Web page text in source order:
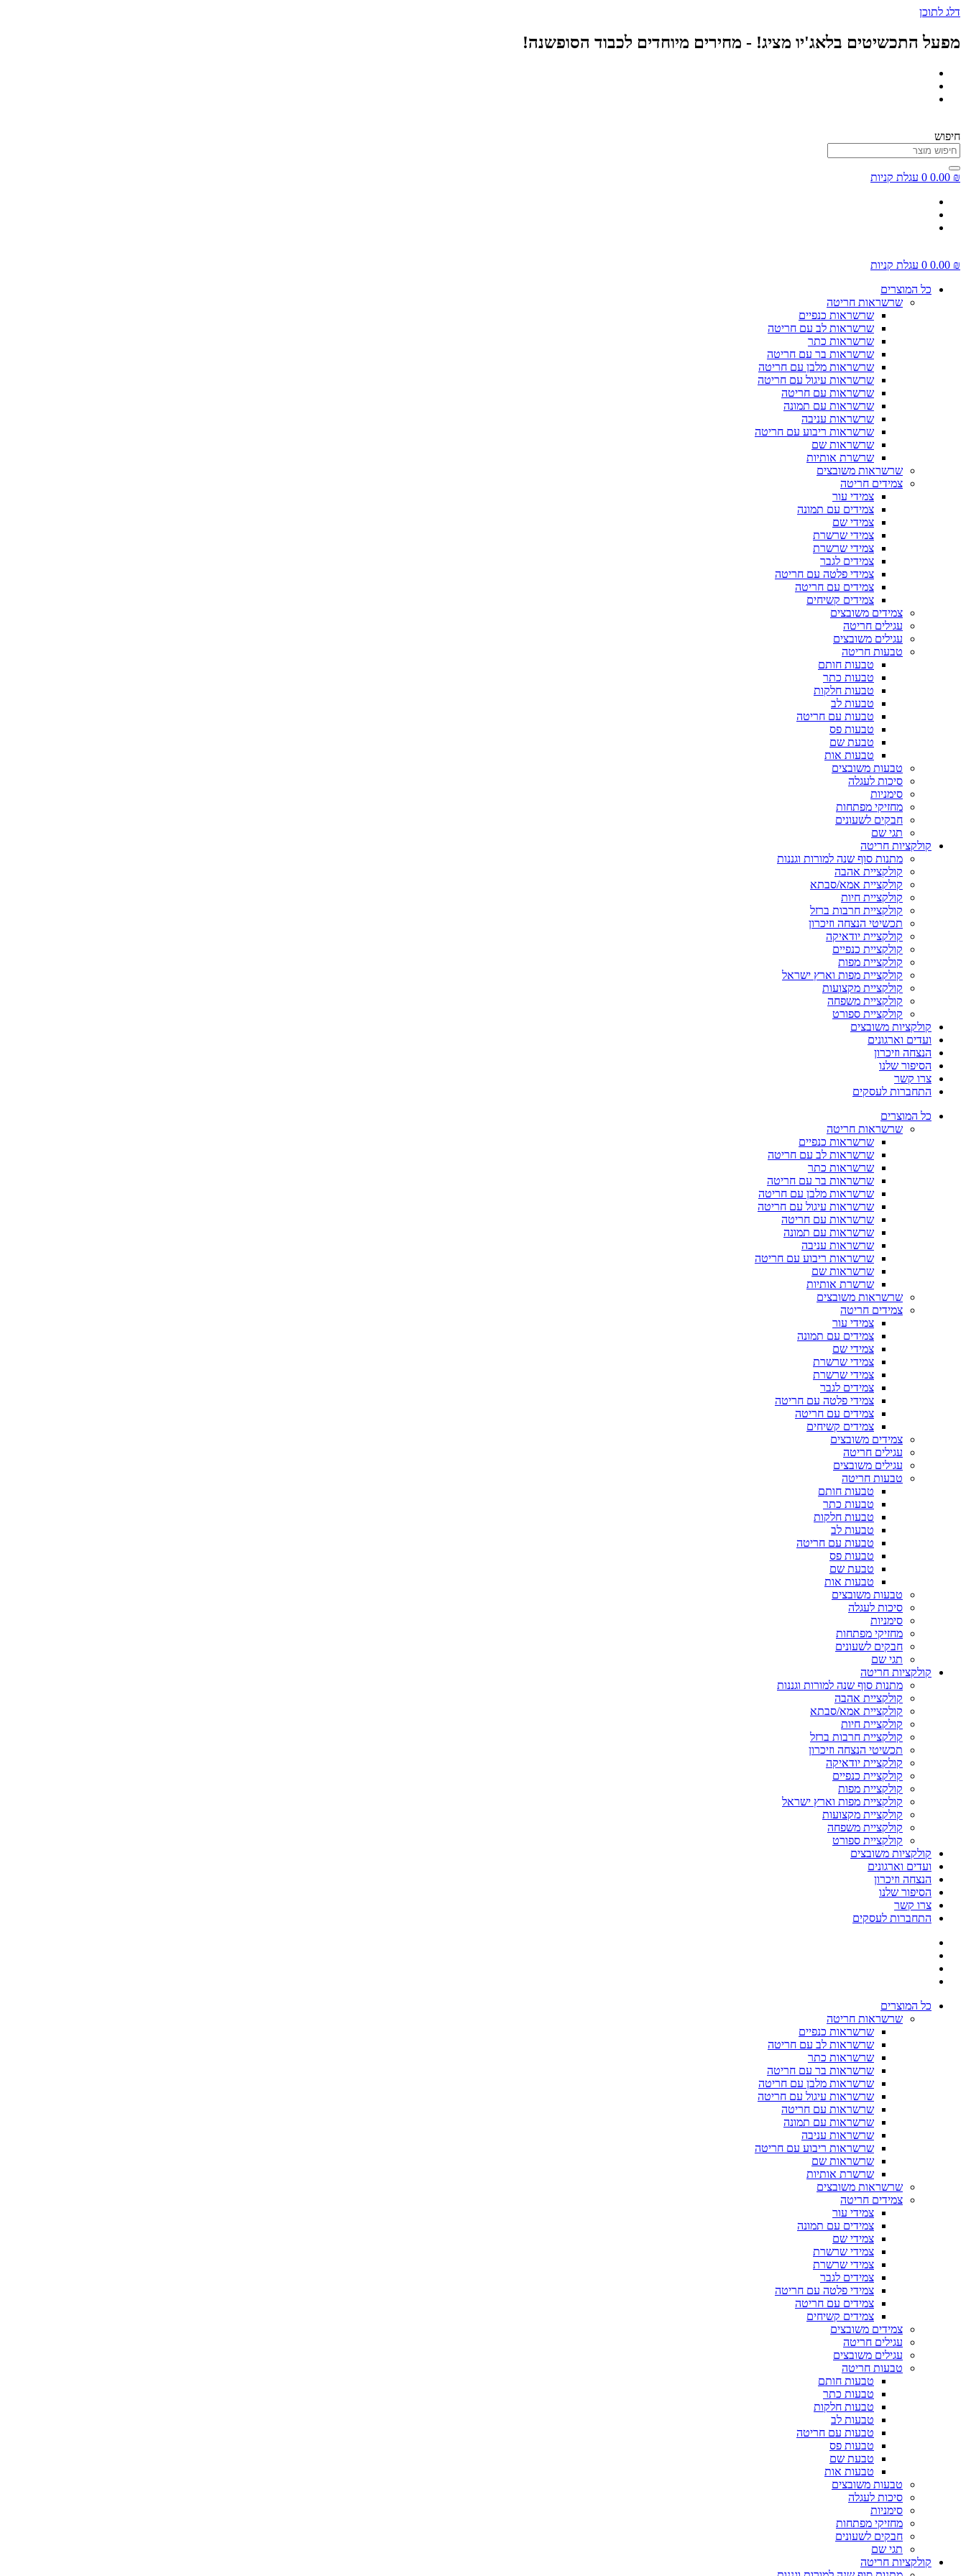
דלג לתוכן
מפעל התכשיטים בלאג'יו מציג! - מחירים מיוחדים לכבוד הסופשנה!
חיפוש
0.00 ₪
0 עגלת קניות
0.00 ₪
0 עגלת קניות
כל המוצרים
שרשראות חריטה
שרשראות כנפיים
שרשראות לב עם חריטה
שרשראות כתר
שרשראות בר עם חריטה
שרשראות מלבן עם חריטה
שרשראות עיגול עם חריטה
שרשראות עם חריטה
שרשראות עם תמונה
שרשראות עניבה
שרשראות ריבוע עם חריטה
שרשראות שם
שרשרת אותיות
שרשראות משובצים
צמידים חריטה
צמידי עור
צמידים עם תמונה
צמידי שם
צמידי שרשרת
צמידי שרשרת
צמידים לגבר
צמידי פלטה עם חריטה
צמידים עם חריטה
צמידים קשיחים
צמידים משובצים
עגילים חריטה
עגילים משובצים
טבעות חריטה
טבעות חותם
טבעות כתר
טבעות חלקות
טבעות לב
טבעות עם חריטה
טבעות פס
טבעת שם
טבעות אות
טבעות משובצים
סיכות לעגלה
סימניות
מחזיקי מפתחות
חבקים לשעונים
תגי שם
קולקציות חריטה
מתנות סוף שנה למורות וגננות
קולקציית אהבה
קולקציית אמא/סבתא
קולקציית חיות
קולקציית חרבות ברזל
תכשיטי הנצחה וזיכרון
קולקציית יודאיקה
קולקציית כנפיים
קולקציית מפות
קולקציית מפות וארץ ישראל
קולקציית מקצועות
קולקציית משפחה
קולקציית ספורט
קולקציות משובצים
ועדים וארגונים
הנצחה וזיכרון
הסיפור שלנו
צרו קשר
התחברות לעסקים
כל המוצרים
שרשראות חריטה
שרשראות כנפיים
שרשראות לב עם חריטה
שרשראות כתר
שרשראות בר עם חריטה
שרשראות מלבן עם חריטה
שרשראות עיגול עם חריטה
שרשראות עם חריטה
שרשראות עם תמונה
שרשראות עניבה
שרשראות ריבוע עם חריטה
שרשראות שם
שרשרת אותיות
שרשראות משובצים
צמידים חריטה
צמידי עור
צמידים עם תמונה
צמידי שם
צמידי שרשרת
צמידי שרשרת
צמידים לגבר
צמידי פלטה עם חריטה
צמידים עם חריטה
צמידים קשיחים
צמידים משובצים
עגילים חריטה
עגילים משובצים
טבעות חריטה
טבעות חותם
טבעות כתר
טבעות חלקות
טבעות לב
טבעות עם חריטה
טבעות פס
טבעת שם
טבעות אות
טבעות משובצים
סיכות לעגלה
סימניות
מחזיקי מפתחות
חבקים לשעונים
תגי שם
קולקציות חריטה
מתנות סוף שנה למורות וגננות
קולקציית אהבה
קולקציית אמא/סבתא
קולקציית חיות
קולקציית חרבות ברזל
תכשיטי הנצחה וזיכרון
קולקציית יודאיקה
קולקציית כנפיים
קולקציית מפות
קולקציית מפות וארץ ישראל
קולקציית מקצועות
קולקציית משפחה
קולקציית ספורט
קולקציות משובצים
ועדים וארגונים
הנצחה וזיכרון
הסיפור שלנו
צרו קשר
התחברות לעסקים
כל המוצרים
שרשראות חריטה
שרשראות כנפיים
שרשראות לב עם חריטה
שרשראות כתר
שרשראות בר עם חריטה
שרשראות מלבן עם חריטה
שרשראות עיגול עם חריטה
שרשראות עם חריטה
שרשראות עם תמונה
שרשראות עניבה
שרשראות ריבוע עם חריטה
שרשראות שם
שרשרת אותיות
שרשראות משובצים
צמידים חריטה
צמידי עור
צמידים עם תמונה
צמידי שם
צמידי שרשרת
צמידי שרשרת
צמידים לגבר
צמידי פלטה עם חריטה
צמידים עם חריטה
צמידים קשיחים
צמידים משובצים
עגילים חריטה
עגילים משובצים
טבעות חריטה
טבעות חותם
טבעות כתר
טבעות חלקות
טבעות לב
טבעות עם חריטה
טבעות פס
טבעת שם
טבעות אות
טבעות משובצים
סיכות לעגלה
סימניות
מחזיקי מפתחות
חבקים לשעונים
תגי שם
קולקציות חריטה